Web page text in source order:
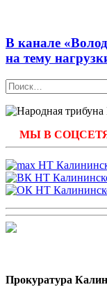
В канале
на тему
Найти:
МЫ В
Прокуратура